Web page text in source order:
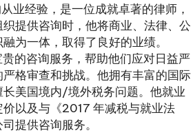
业经验，是一位成就卓著的律师，
提供咨询时，他将商业、法律、公
为一体，取得了良好的业绩。
的咨询服务，帮助他们应对日益严
格审查和挑战。他拥有丰富的国际
美国境内/境外税务问题。他就业
以及与《2017 年减税与就业法
提供咨询服务。